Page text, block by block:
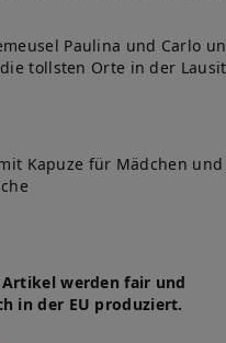
Paulina und Carlo
tollsten Orte in der
Kapuze für Mädchen und
werden fair und
in der EU produziert.